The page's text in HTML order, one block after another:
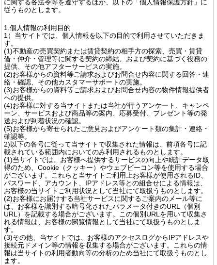
に関する各法令等を遵守するほか、以下の「個人情報保護方針」に
従うものとします。
1.個人情報の利用目的
1）当サイトでは、個人情報を以下の目的で利用させていただきま
す。
(1)不動産の売買契約または賃貸契約の相手方の探索、売買・賃貸
借・仲介・管理等に関する契約の締結、および契約に基づく役務の
提供、その他アフターサービスの実施。
(2)お客様からの資料等ご請求およびお問合せ内容に関する回答・連
絡・確認、その他カスタマーサポートの実施。
(3)お客様からの資料等ご請求およびお問合せ内容の物件情報提供者
への提供。
(4)お客様に対する当サイトまたは当社が行うアンケート、キャンペ
ーン、サービスおよび商品等の案内、応募受付、プレゼント等の発
送および到着状況の確認。
(5)お客様から寄せられたご意見およびアンケート類の集計・連絡・
確認等。
2)以下の各号に従って当サイトで収集された情報は、前項各号に記
載されている範囲内においてのみ利用されるものとします。
(1)当サイトでは、お客様へ提供するサービスの向上や統計データ取
得のため、Cookie（クッキー）やウェブビーコン等を使用する場合
がございます。これらと当サイトご利用上お客様が使用されるID、
パスワード、アカウント、IPアドレス等との組合せによる情報は、
お客様の当サイトご利用状況として当社にて取扱うものとします。
(2)お客様にお届けする当社サービスに関するご案内のメール等に
は、お客様を識別する暗号化されたパラメータ付きのURL（個別
URL）を記載する場合がございます。この個別URLを用いて収集さ
れる情報は、お客様の閲覧情報として当社にて取扱うものとしま
す。
(3)その他、当サイトでは、お客様のアクセスログからIPアドレスや
接続元ドメイン等の情報を収集する場合がございます。これらの情
報は当サイトの利用者動向等の分析のため当社にて取扱うものとし
ます。